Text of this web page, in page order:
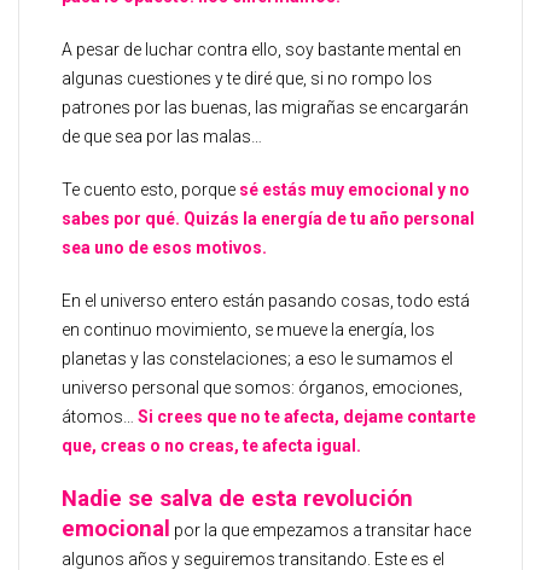
A pesar de luchar contra ello, soy bastante mental en
algunas cuestiones y te diré que, si no rompo los
patrones por las buenas, las migrañas se encargarán
de que sea por las malas…
Te cuento esto, porque sé estás muy emocional y no
sabes por qué. Quizás la energía de tu año personal
sea uno de esos motivos.
En el universo entero están pasando cosas, todo está
en continuo movimiento, se mueve la energía, los
planetas y las constelaciones; a eso le sumamos el
universo personal que somos: órganos, emociones,
átomos… Si crees que no te afecta, dejame contarte
que, creas o no creas, te afecta igual.
Nadie se salva de esta revolución
emocional por la que empezamos a transitar hace
algunos años y seguiremos transitando. Este es el